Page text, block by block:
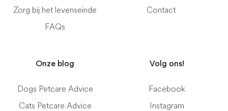
Zorg bij het levenseinde
FAQs
Contact
Onze blog
Dogs Petcare Advice
Cats Petcare Advice
Volg ons!
Facebook
Instagram